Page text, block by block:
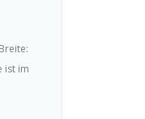
ist im